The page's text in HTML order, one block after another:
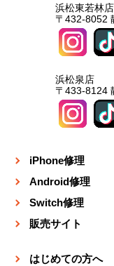
浜松東若林店
〒432-8052
浜松泉店
〒433-8124
iPhone修理
Android修理
Switch修理
販売サイト
はじめての方へ